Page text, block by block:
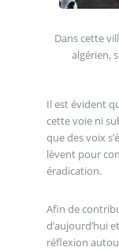
Dans cette
algérien,
Il est évident
cette voie ni
que des voix
lèvent pour
éradication.
Afin de
d’aujourd’hui
réflexion